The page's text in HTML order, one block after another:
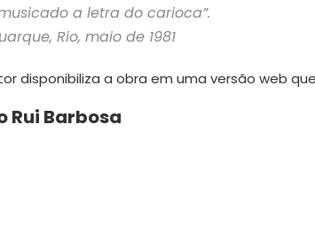
a letra do carioca”.
Rio, maio de 1981
disponibiliza a obra em uma versão web
Rui Barbosa